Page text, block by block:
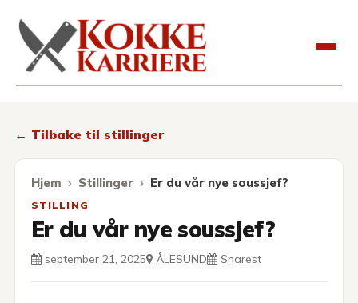
Kokkekarriere
← Tilbake til stillinger
Hjem Stillinger Er du vår nye soussjef?
STILLING
Er du vår nye soussjef?
september 21, 2025 ÅLESUND Snarest